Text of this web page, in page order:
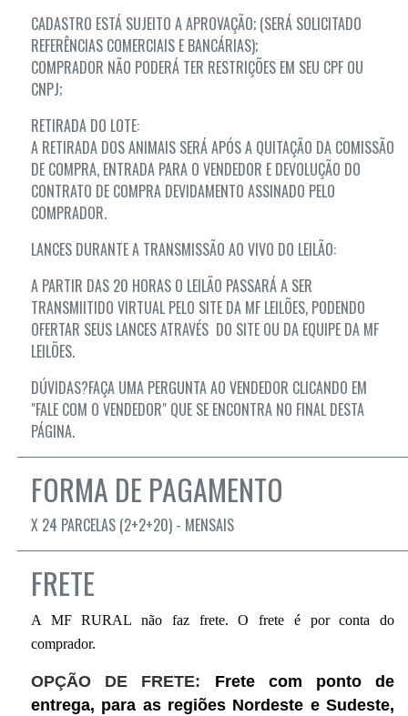
CADASTRO ESTÁ SUJEITO A APROVAÇÃO; (SERÁ SOLICITADO
REFERÊNCIAS COMERCIAIS E BANCÁRIAS);
COMPRADOR NÃO PODERÁ TER RESTRIÇÕES EM SEU CPF OU
CNPJ;
RETIRADA DO LOTE:
A RETIRADA DOS ANIMAIS SERÁ APÓS A QUITAÇÃO DA COMISSÃO
DE COMPRA, ENTRADA PARA O VENDEDOR E DEVOLUÇÃO DO
CONTRATO DE COMPRA DEVIDAMENTO ASSINADO PELO
COMPRADOR.
LANCES DURANTE A TRANSMISSÃO AO VIVO DO LEILÃO:
A PARTIR DAS 20 HORAS O LEILÃO PASSARÁ A SER
TRANSMIITIDO VIRTUAL PELO SITE DA MF LEILÕES, PODENDO
OFERTAR SEUS LANCES ATRAVÉS DO SITE OU DA EQUIPE DA MF
LEILÕES.
DÚVIDAS?FAÇA UMA PERGUNTA AO VENDEDOR CLICANDO EM
"FALE COM O VENDEDOR" QUE SE ENCONTRA NO FINAL DESTA
PÁGINA.
FORMA DE PAGAMENTO
X 24 PARCELAS (2+2+20) - MENSAIS
FRETE
A MF RURAL não faz frete. O frete é por conta do
comprador.
OPÇÃO DE FRETE: Frete com ponto de
entrega, para as regiões Nordeste e Sudeste,